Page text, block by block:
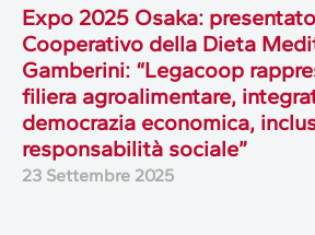
Expo 2025 Osaka:
Cooperativo della Dieta
Gamberini: “Legacoop
filiera agroalimentare,
democrazia economica,
responsabilità sociale”
23 Settembre 2025